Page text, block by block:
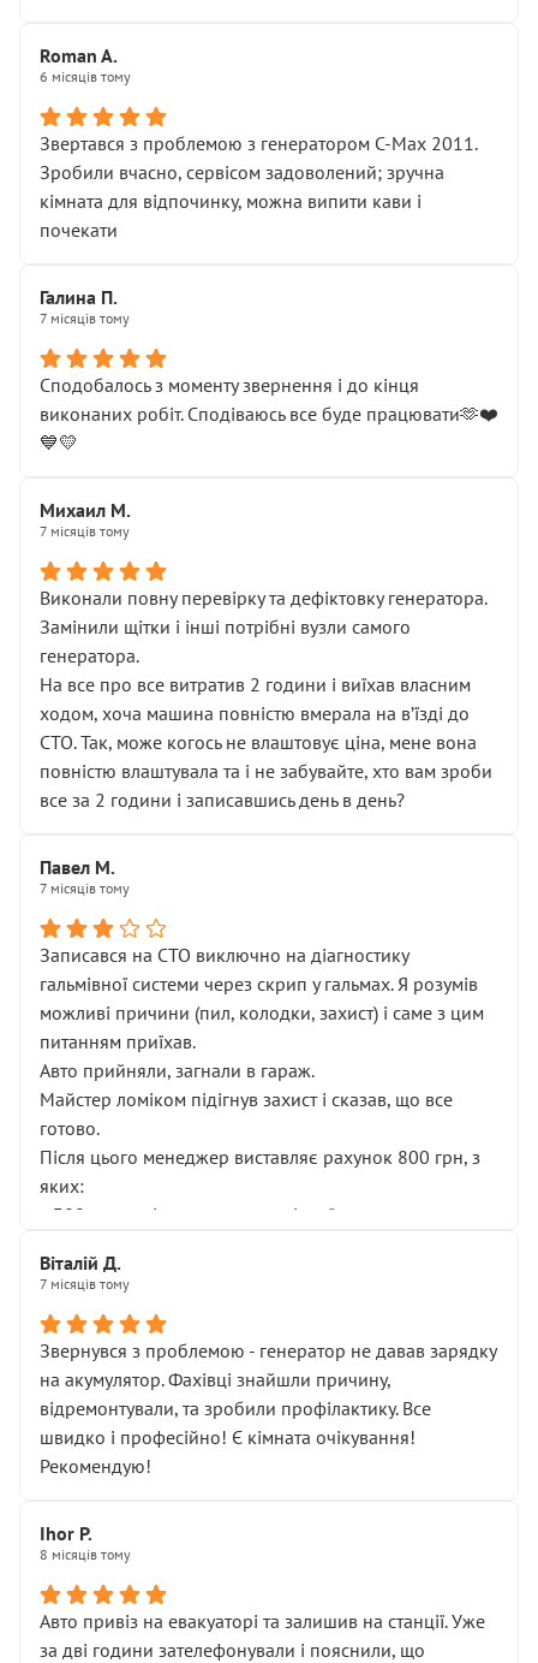
Roman A.
6 місяців тому
Звертався з проблемою з генератором C-Max 2011.
Зробили вчасно, сервісом задоволений; зручна
кімната для відпочинку, можна випити кави і
почекати
Галина П.
7 місяців тому
Сподобалось з моменту звернення і до кінця
виконаних робіт. Сподіваюсь все буде працювати🫶❤️
💙💛
Михаил М.
7 місяців тому
Виконали повну перевірку та дефіктовку генератора.
Замінили щітки і інші потрібні вузли самого
генератора.
На все про все витратив 2 години і виїхав власним
ходом, хоча машина повністю вмерала на вʼїзді до
СТО. Так, може когось не влаштовує ціна, мене вона
повністю влаштувала та і не забувайте, хто вам зроби
все за 2 години і записавшись день в день?
Павел М.
7 місяців тому
Записався на СТО виключно на діагностику
гальмівної системи через скрип у гальмах. Я розумів
можливі причини (пил, колодки, захист) і саме з цим
питанням приїхав.
Авто прийняли, загнали в гараж.
Майстер ломіком підігнув захист і сказав, що все
готово.
Після цього менеджер виставляє рахунок 800 грн, з
яких:
• 300 грн — діагностика гальмівної системи
НЕ погоджував
послуга. Тим більше, я був поруч і жодної реальної
діагностики ходової не проводилось. Після
зауваження гроші за цю “послугу” повернули, що
лише підтвердило мою правоту.
Але головне — я виїжджаю з боксу, і скрип у гальмах
залишився таким самим, як і був. Тобто оплачена
Далі ситуація тільки погіршилась:
• сказали, що тепер “потрібно знімати колеса”
• що біля авто стояти вже не можна
• почали озвучувати купу додаткових робіт без
чіткого пояснення
Віталій Д.
7 місяців тому
Звернувся з проблемою - генератор не давав зарядку
на акумулятор. Фахівці знайшли причину,
відремонтували, та зробили профілактику. Все
швидко і професійно! Є кімната очікування!
Рекомендую!
Ihor P.
8 місяців тому
Авто привіз на евакуаторі та залишив на станції. Уже
за дві години зателефонували і пояснили, що